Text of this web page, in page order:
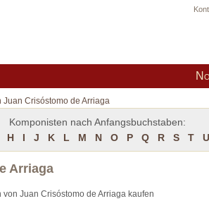
Juan Crisóstomo de Arriaga
Komponisten nach Anfangsbuchstaben:
H I J K L M N O P Q R S T U
Arriaga
Juan Crisóstomo de Arriaga kaufen